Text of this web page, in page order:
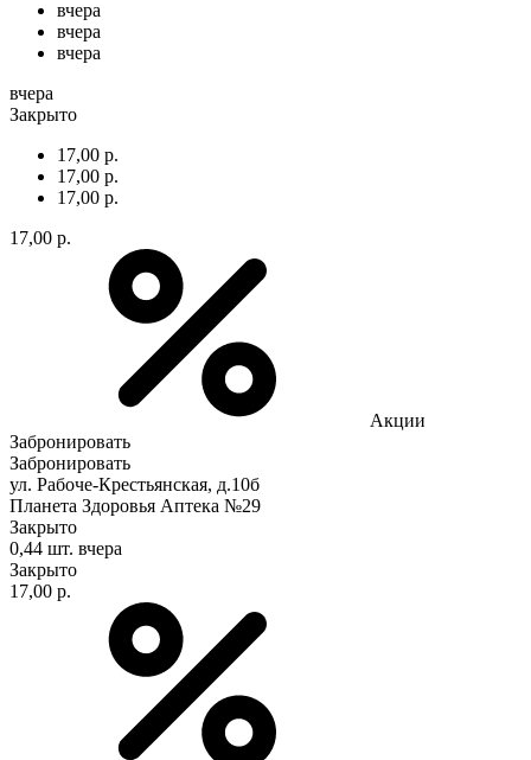
вчера
вчера
вчера
вчера
Закрыто
17,00 р.
17,00 р.
17,00 р.
17,00 р.
Акции
Забронировать
Забронировать
ул. Рабоче-Крестьянская, д.10б
Планета Здоровья Аптека №29
Закрыто
0,44 шт. вчера
Закрыто
17,00 р.